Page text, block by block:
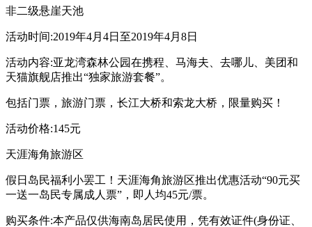
非二级悬崖天池
活动时间:2019年4月4日至2019年4月8日
活动内容:亚龙湾森林公园在携程、马海夫、去哪儿、美团和
天猫旗舰店推出“独家旅游套餐”。
包括门票，旅游门票，长江大桥和索龙大桥，限量购买！
活动价格:145元
天涯海角旅游区
假日岛民福利小罢工！天涯海角旅游区推出优惠活动“90元买
一送一岛民专属成人票”，即人均45元/票。
购买条件:本产品仅供海南岛居民使用，凭有效证件(身份证、